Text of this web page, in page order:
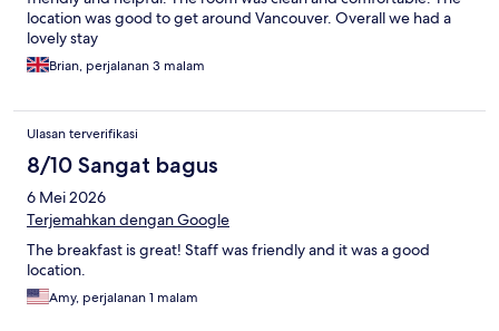
location was good to get around Vancouver. Overall we had a
lovely stay
Brian, perjalanan 3 malam
Ulasan terverifikasi
8/10 Sangat bagus
6 Mei 2026
Terjemahkan dengan Google
The breakfast is great! Staff was friendly and it was a good
location.
Amy, perjalanan 1 malam